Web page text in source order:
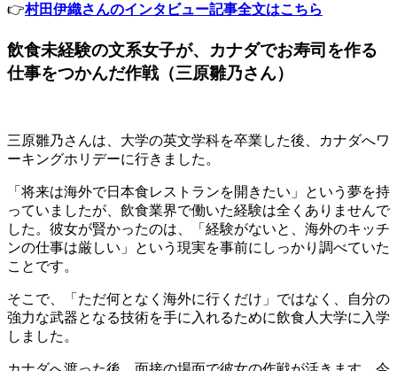
👉村田伊織さんのインタビュー記事全文はこちら
飲食未経験の文系女子が、カナダでお寿司を作る
仕事をつかんだ作戦（三原雛乃さん）
三原雛乃さんは、大学の英文学科を卒業した後、カナダへワ
ーキングホリデーに行きました。
「将来は海外で日本食レストランを開きたい」という夢を持
っていましたが、飲食業界で働いた経験は全くありませんで
した。彼女が賢かったのは、「経験がないと、海外のキッチ
ンの仕事は厳しい」という現実を事前にしっかり調べていた
ことです。
そこで、「ただ何となく海外に行くだけ」ではなく、自分の
強力な武器となる技術を手に入れるために飲食人大学に入学
しました。